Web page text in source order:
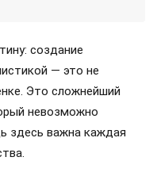
создание
— это не
Это сложнейший
невозможно
здесь важна каждая